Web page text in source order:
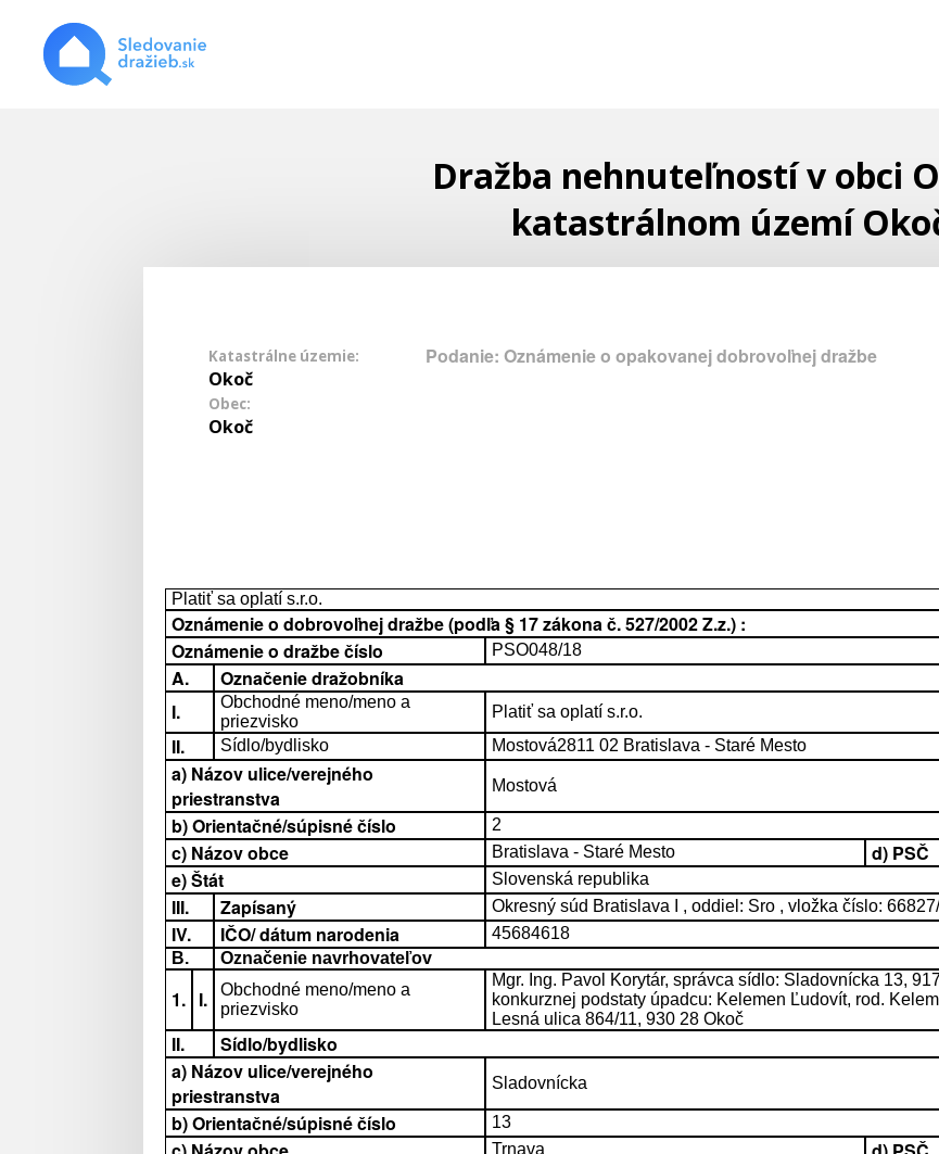
Dražba nehnuteľností v obci
katastrálnom území
Katastrálne územie:
Okoč
Obec:
Okoč
Podanie: Oznámenie o opakovanej dobrovoľnej dražbe
Platiť sa oplatí s.r.o.
Oznámenie o dobrovoľnej dražbe (podľa § 17 zákona č. 527/2002 Z.z.) :
Oznámenie o dražbe číslo
PSO048/18
A.
Označenie dražobníka
I.
Obchodné meno/meno a
priezvisko
Platiť sa oplatí s.r.o.
II. Sídlo/bydlisko Mostová2811 02 Bratislava - Staré Mesto
a) Názov ulice/verejného
priestranstva
Mostová
b) Orientačné/súpisné číslo 2
c) Názov obce Bratislava - Staré Mesto d) PSČ
e) Štát Slovenská republika
III. Zapísaný Okresný súd Bratislava I , oddiel: Sro , vložka číslo:
IV. IČO/ dátum narodenia
45684618
B.
Označenie navrhovateľov
1. I.
Obchodné meno/meno a
priezvisko
Mgr. Ing. Pavol Korytár, správca sídlo: Sladovnícka 13,
konkurznej podstaty úpadcu: Kelemen Ľudovít, rod.
Lesná ulica 864/11, 930 28 Okoč
II.
Sídlo/bydlisko
a) Názov ulice/verejného
priestranstva
Sladovnícka
b) Orientačné/súpisné číslo 13
Trnava